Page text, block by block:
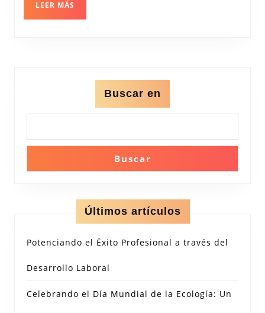
LEER MÁS
Buscar en
Buscar
Últimos artículos
Potenciando el Éxito Profesional a través del
Desarrollo Laboral
Celebrando el Día Mundial de la Ecología: Un